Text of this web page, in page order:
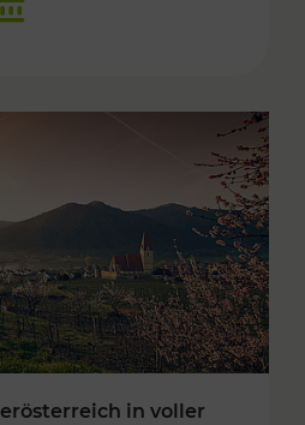
in voller